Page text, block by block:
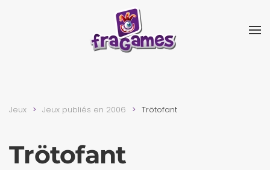
Skip to main content
Jeux Jeux publiés en 2006 Trötofant
Trötofant